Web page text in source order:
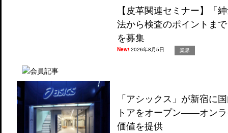
【皮革関連セミナー】「
法から検査のポイントま
を募集
New!2026年8月5日 業界
「アシックス」が新宿に
トアをオープン――オン
価値を提供